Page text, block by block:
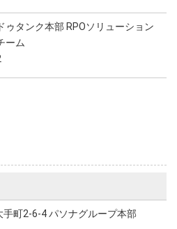
ゥタンク本部 RPOソリューション
ーム
町2-6-4 パソナグループ本部